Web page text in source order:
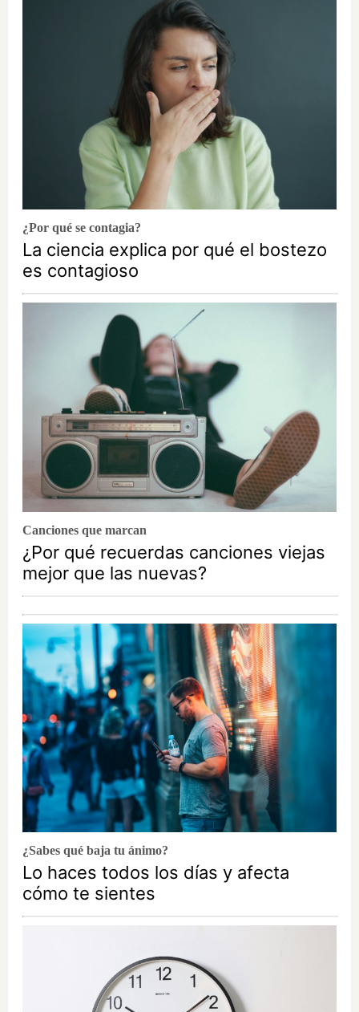
¿Por qué se contagia?
La ciencia explica por qué el bostezo
es contagioso
Canciones que marcan
¿Por qué recuerdas canciones viejas
mejor que las nuevas?
¿Sabes qué baja tu ánimo?
Lo haces todos los días y afecta
cómo te sientes